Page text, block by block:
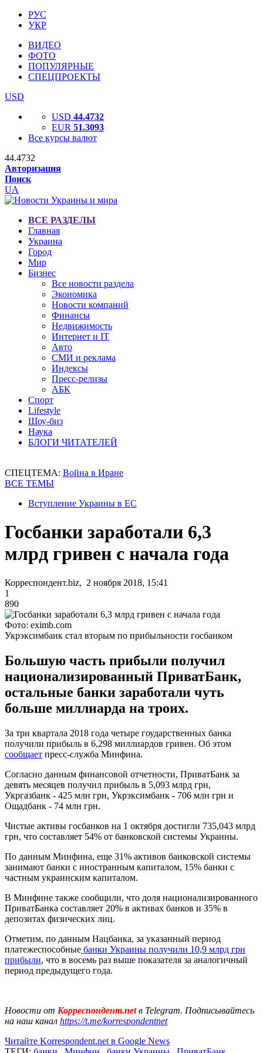
РУС
УКР
ВИДЕО
ФОТО
ПОПУЛЯРНЫЕ
СПЕЦПРОЕКТЫ
USD
USD 44.4732
EUR 51.3093
Все курсы валют
44.4732
Авторизация
Поиск
UA
ВСЕ РАЗДЕЛЫ
Главная
Украина
Город
Мир
Бизнес
Все новости раздела
Экономика
Новости компаний
Финансы
Недвижимость
Интернет и IT
Авто
СМИ и реклама
Индексы
Пресс-релизы
АБК
Спорт
Lifestyle
Шоу-биз
Наука
БЛОГИ ЧИТАТЕЛЕЙ
СПЕЦТЕМА: Война в Иране
ВСЕ ТЕМЫ
Вступление Украины в ЕС
Госбанки заработали 6,3
млрд гривен с начала года
Корреспондент.biz, 2 ноября 2018, 15:41
1
890
Фото: eximb.com
Укрэксимбанк стал вторым по прибыльности госбанком
Большую часть прибыли получил
национализированный ПриватБанк,
остальные банки заработали чуть
больше миллиарда на троих.
За три квартала 2018 года четыре гоударственных банка
получили прибыль в 6,298 миллиардов гривен. Об этом
сообщает пресс-служба Минфина.
Согласно данным финансовой отчетности, ПриватБанк за
девять месяцев получил прибыль в 5,093 млрд грн,
Укргазбанк - 425 млн грн, Укрэксимбанк - 706 млн грн и
Ощадбанк - 74 млн грн.
Чистые активы госбанков на 1 октября достигли 735,043 млрд
грн, что составляет 54% от банковской системы Украины.
По данным Минфина, еще 31% активов банковской системы
занимают банки с иностранным капиталом, 15% банки с
частным украинским капиталом.
В Минфине также сообщили, что доля национализированного
ПриватБанка составляет 20% в активах банков и 35% в
депозитах физических лиц.
Отметим, по данным Нацбанка, за указанный период
платежеспособные банки Украины получили 10,9 млрд грн
прибыли, что в восемь раз выше показателя за аналогичный
период предыдущего года.
Новости от Корреспондент.netв Telegram. Подписывайтесь
на наш канал https://t.me/korrespondentnet
Читайте Korrespondent.net в Google News